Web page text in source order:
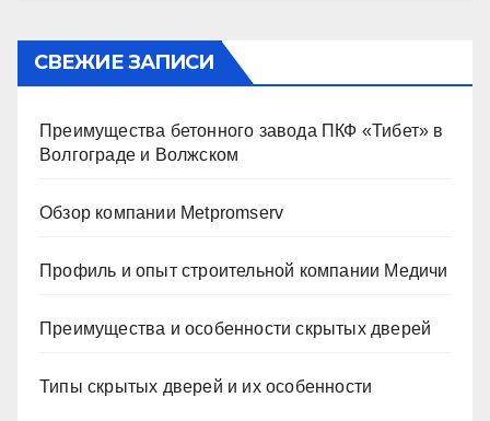
СВЕЖИЕ ЗАПИСИ
Преимущества бетонного завода ПКФ «Тибет» в
Волгограде и Волжском
Обзор компании Metpromserv
Профиль и опыт строительной компании Медичи
Преимущества и особенности скрытых дверей
Типы скрытых дверей и их особенности